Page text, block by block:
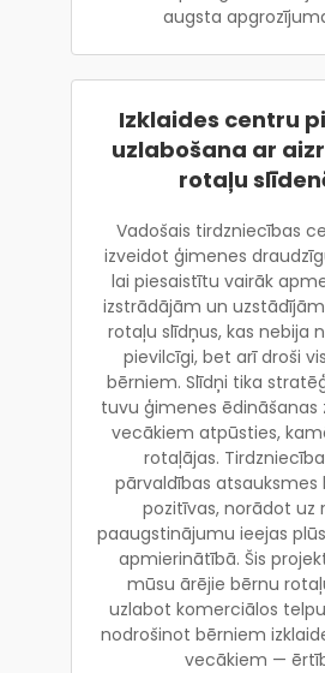
augsta
Izklaides centru
uzlabošana ar
rotaļu
Vadošais tirdzniecības
izveidot ģimenes
lai piesaistītu vairāk
izstrādājām un
rotaļu slīdņus, kas nebija
pievilcīgi, bet arī droši
bērniem. Slīdņi tika
tuvu ģimenes ēdināšanas
vecākiem atpūsties,
rotaļājas.
pārvaldības atsauksmes
pozitīvas, norādot uz
paaugstinājumu ieejas
apmierinātībā. Šis
mūsu ārējie bērnu
uzlabot komerciālos
nodrošinot bērniem
vecākiem —